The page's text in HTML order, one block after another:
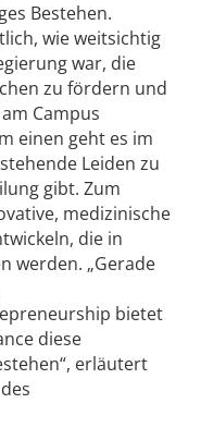
Bestehen.
wie weitsichtig
war, die
zu fördern und
Campus
einen geht es im
Leiden zu
gibt. Zum
medizinische
die in
werden. „Gerade
bietet
diese
erläutert